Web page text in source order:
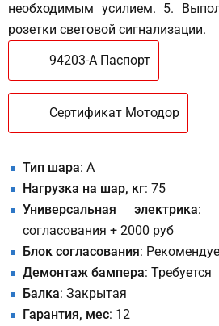
необходимым усилием. 5.
розетки световой сигнализации.
94203-A Паспорт
Сертификат Мотодор
Тип шара: A
Нагрузка на шар, кг: 75
Универсальная электрика:
согласования + 2000 руб
Блок согласования:
Демонтаж бампера: Требуется
Балка: Закрытая
Гарантия, мес: 12